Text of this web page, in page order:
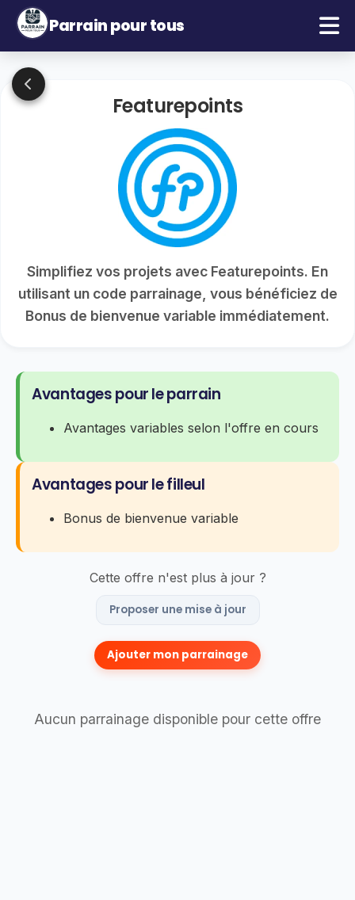
Parrain pour tous
Featurepoints
Simplifiez vos projets avec Featurepoints. En
utilisant un code parrainage, vous bénéficiez de
Bonus de bienvenue variable immédiatement.
Avantages pour le parrain
Avantages variables selon l'offre en cours
Avantages pour le filleul
Bonus de bienvenue variable
Cette offre n'est plus à jour ?
Proposer une mise à jour
Ajouter mon parrainage
Aucun parrainage disponible pour cette offre